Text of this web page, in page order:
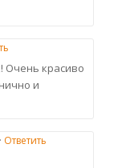
Очень красиво
и
Ответить